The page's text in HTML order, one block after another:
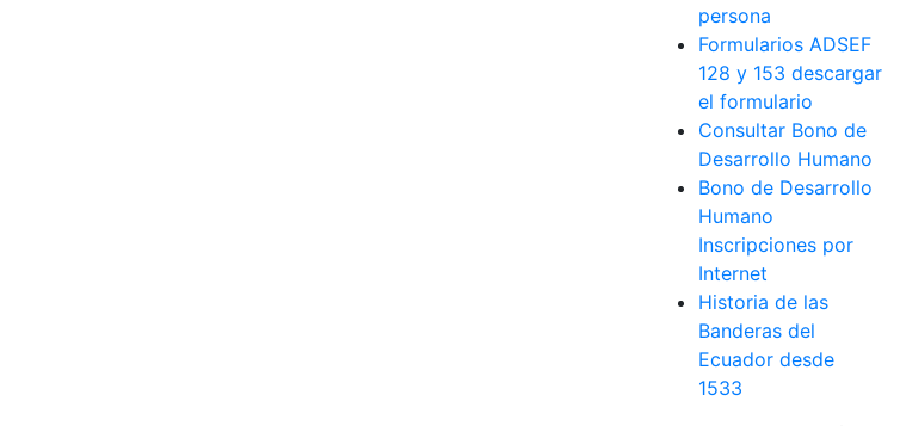
persona
Formularios ADSEF
128 y 153 descargar
el formulario
Consultar Bono de
Desarrollo Humano
Bono de Desarrollo
Humano
Inscripciones por
Internet
Historia de las
Banderas del
Ecuador desde
1533